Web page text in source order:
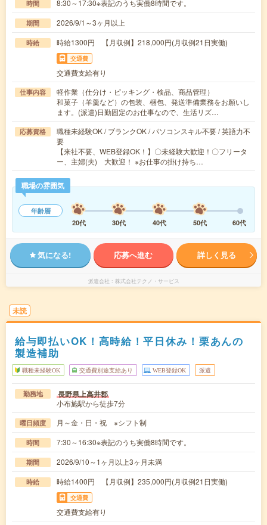
時間 8:30～17:30※表記のうち実働8時間です。
期間 2026/9/1～3ヶ月以上
時給 時給1300円 【月収例】218,000円(月収例21日実働)
交通費
交通費支給有り
仕事内容
軽作業（仕分け・ピッキング・検品、商品管理）
和菓子（羊羹など）の包装、梱包、発送準備業務をお願いし
ます。(派遣)日勤固定のお仕事なので、生活リズ…
応募資格
職種未経験OK / ブランクOK / パソコンスキル不要 / 英語力不
要
【来社不要、WEB登録OK！】〇未経験大歓迎！〇フリータ
ー、主婦(夫) 大歓迎！ ※お仕事の掛け持ち…
職場の雰囲気
年齢層
20代
30代 40代 50代 60代
気になる! 応募へ進む 詳しく見る
派遣会社 株式会社テクノ・サービス
未読
給与即払いOK！高時給！平日休み！栗あんの
製造補助
職種未経験OK 交通費別途支給あり WEB登録OK 派遣
勤務地 長野県上高井郡
小布施駅から徒歩7分
曜日頻度 月～金・日・祝 ※シフト制
時間 7:30～16:30※表記のうち実働8時間です。
期間 2026/9/10～1ヶ月以上3ヶ月未満
時給 時給1400円 【月収例】235,000円(月収例21日実働)
交通費
交通費支給有り